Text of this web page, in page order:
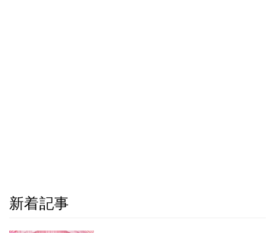
新着記事